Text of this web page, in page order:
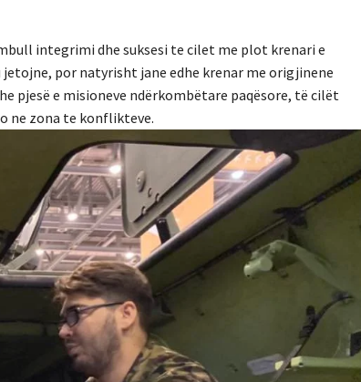
integrimi dhe suksesi te cilet me plot krenari e
por natyrisht jane edhe krenar me origjinene
pjesë e misioneve ndërkombëtare paqësore, të cilët
ne zona te konflikteve.